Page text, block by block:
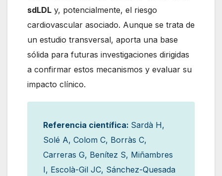
sdLDL y, potencialmente, el riesgo
cardiovascular asociado. Aunque se trata de
un estudio transversal, aporta una base
sólida para futuras investigaciones dirigidas
a confirmar estos mecanismos y evaluar su
impacto clínico.
Referencia científica: Sardà H,
Solé A, Colom C, Borràs C,
Carreras G, Benítez S, Miñambres
I, Escolà-Gil JC, Sánchez-Quesada